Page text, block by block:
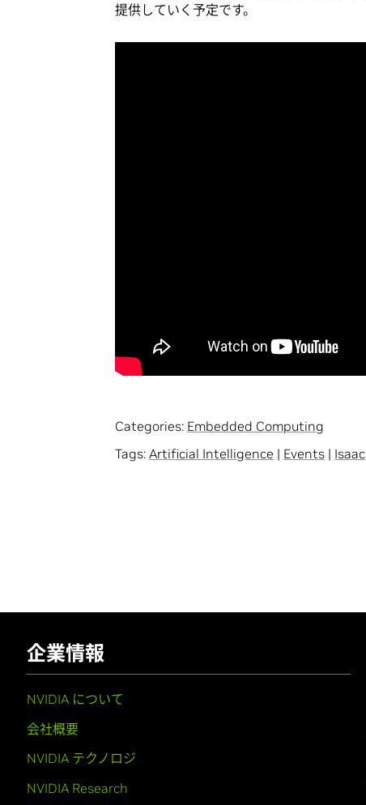
提供していく予定です。
Categories: Embedded Computing
Tags: Artificial Intelligence | Events | Isaac
企業情報
NVIDIA について
会社概要
NVIDIA テクノロジ
NVIDIA Research